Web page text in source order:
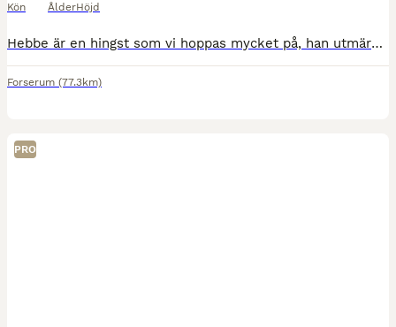
Kön ÅlderHöjd
Hebbe är en hingst som vi hoppas mycket på, han utmärkte sig redan som föl med sin utstrålning och sitt sätt. Jag söker någon som är intresserad att ev visa honom som hingst, men framförallt någon som
Forserum (77.3km)
PRO